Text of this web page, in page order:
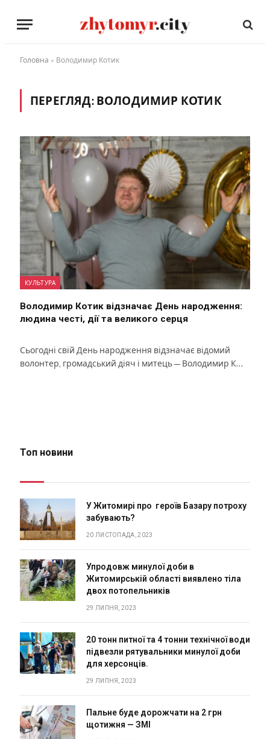
Головна » Володимир Котик
ПЕРЕГЛЯД: ВОЛОДИМИР КОТИК
КУЛЬТУРА
Володимир Котик відзначає День народження:
людина честі, дії та великого серця
Сьогодні свій День народження відзначає відомий
волонтер, громадський діяч і митець — Володимир К…
Топ новини
У Житомирі про героїв Базару потроху
забувають?
20 ЛИСТОПАДА, 2023
Упродовж минулої доби в
Житомирській області виявлено тіла
двох потопельників
29 ЛИПНЯ, 2023
20 тонн питної та 4 тонни технічної води
підвезли рятувальники минулої доби
для херсонців.
29 ЛИПНЯ, 2023
Пальне буде дорожчати на 2 грн
щотижня — ЗМІ